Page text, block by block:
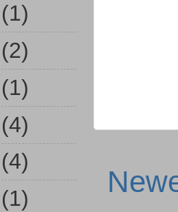
(1)
(2)
(1)
(4)
(4)
(1)